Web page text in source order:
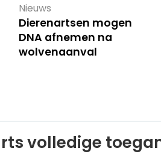
Nieuws
Dierenartsen mogen
DNA afnemen na
wolvenaanval
volledige